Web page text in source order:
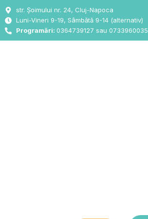
Skip
to
content
str. Șoimului nr. 24, Cluj-Napoca
Luni-Vineri 9-19, Sâmbătă 9-14 (alternativ)
Programări: 0364739127 sau 0733960035